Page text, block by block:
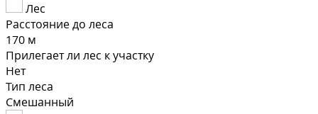
Лес
Расстояние до леса
170 м
Прилегает ли лес к участку
Нет
Тип леса
Смешанный